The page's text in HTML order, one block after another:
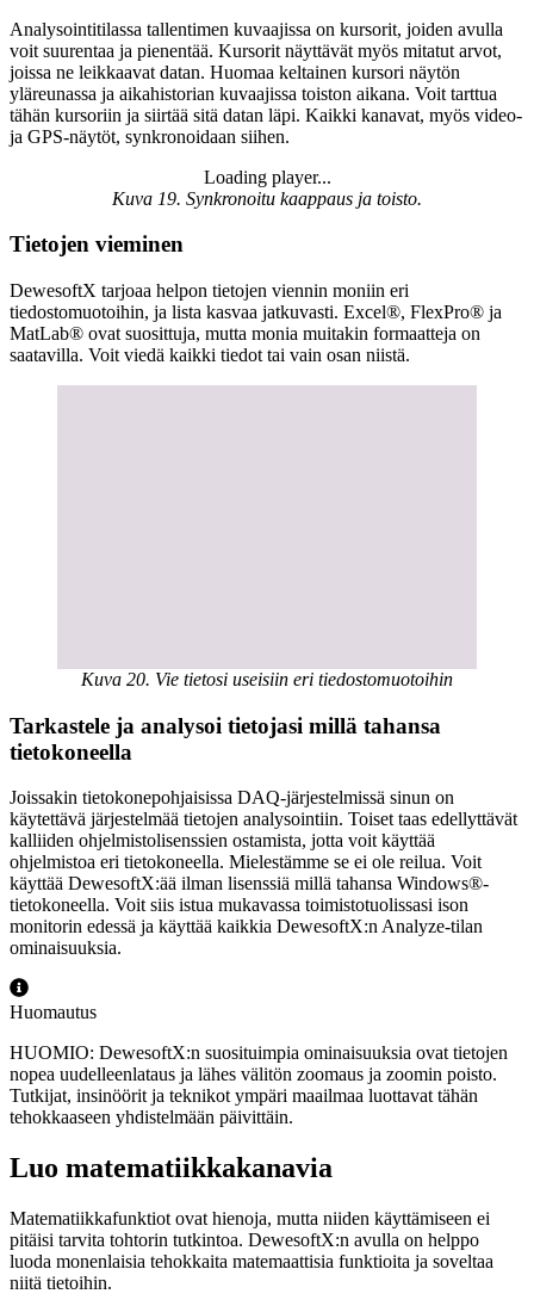
Analysointitilassa tallentimen kuvaajissa on kursorit, joiden avulla
voit suurentaa ja pienentää. Kursorit näyttävät myös mitatut arvot,
joissa ne leikkaavat datan. Huomaa keltainen kursori näytön
yläreunassa ja aikahistorian kuvaajissa toiston aikana. Voit tarttua
tähän kursoriin ja siirtää sitä datan läpi. Kaikki kanavat, myös video-
ja GPS-näytöt, synkronoidaan siihen.
Loading player...
Loading video...
Kuva 19. Synkronoitu kaappaus ja toisto.
Tietojen vieminen
DewesoftX tarjoaa helpon tietojen viennin moniin eri
tiedostomuotoihin, ja lista kasvaa jatkuvasti. Excel®, FlexPro® ja
MatLab® ovat suosittuja, mutta monia muitakin formaatteja on
saatavilla. Voit viedä kaikki tiedot tai vain osan niistä.
Kuva 20. Vie tietosi useisiin eri tiedostomuotoihin
Tarkastele ja analysoi tietojasi millä tahansa
tietokoneella
Joissakin tietokonepohjaisissa DAQ-järjestelmissä sinun on
käytettävä järjestelmää tietojen analysointiin. Toiset taas edellyttävät
kalliiden ohjelmistolisenssien ostamista, jotta voit käyttää
ohjelmistoa eri tietokoneella. Mielestämme se ei ole reilua. Voit
käyttää DewesoftX:ää ilman lisenssiä millä tahansa Windows®-
tietokoneella. Voit siis istua mukavassa toimistotuolissasi ison
monitorin edessä ja käyttää kaikkia DewesoftX:n Analyze-tilan
ominaisuuksia.
Huomautus
HUOMIO: DewesoftX:n suosituimpia ominaisuuksia ovat tietojen
nopea uudelleenlataus ja lähes välitön zoomaus ja zoomin poisto.
Tutkijat, insinöörit ja teknikot ympäri maailmaa luottavat tähän
tehokkaaseen yhdistelmään päivittäin.
Luo matematiikkakanavia
Matematiikkafunktiot ovat hienoja, mutta niiden käyttämiseen ei
pitäisi tarvita tohtorin tutkintoa. DewesoftX:n avulla on helppo
luoda monenlaisia tehokkaita matemaattisia funktioita ja soveltaa
niitä tietoihin.